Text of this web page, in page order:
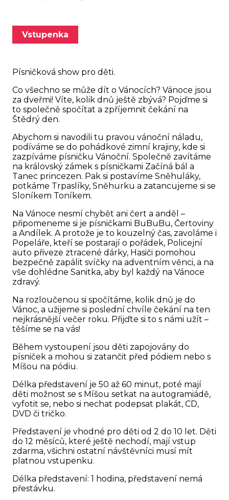
Vstupenka
Písničková show pro děti.
Co všechno se může dít o Vánocích? Vánoce jsou
za dveřmi! Víte, kolik dnů ještě zbývá? Pojďme si
to společně spočítat a zpříjemnit čekání na
Štědrý den.
Abychom si navodili tu pravou vánoční náladu,
podíváme se do pohádkové zimní krajiny, kde si
zazpíváme písničku Vánoční. Společně zavítáme
na královský zámek s písničkami Začíná bál a
Tanec princezen. Pak si postavíme Sněhuláky,
potkáme Trpaslíky, Sněhurku a zatancujeme si se
Sloníkem Toníkem.
Na Vánoce nesmí chybět ani čert a anděl –
připomeneme si je písničkami BuBuBu, Čertoviny
a Andílek. A protože je to kouzelný čas, zavoláme i
Popeláře, kteří se postarají o pořádek, Policejní
auto přiveze ztracené dárky, Hasiči pomohou
bezpečně zapálit svíčky na adventním věnci, a na
vše dohlédne Sanitka, aby byl každý na Vánoce
zdravý.
Na rozloučenou si spočítáme, kolik dnů je do
Vánoc, a užijeme si poslední chvíle čekání na ten
nejkrásnější večer roku. Přijďte si to s námi užít –
těšíme se na vás!
Během vystoupení jsou děti zapojovány do
písniček a mohou si zatančit před pódiem nebo s
Míšou na pódiu.
Délka představení je 50 až 60 minut, poté mají
děti možnost se s Míšou setkat na autogramiádě,
vyfotit se, nebo si nechat podepsat plakát, CD,
DVD či tričko.
Představení je vhodné pro děti od 2 do 10 let. Děti
do 12 měsíců, které ještě nechodí, mají vstup
zdarma, všichni ostatní návštěvníci musí mít
platnou vstupenku.
Délka představení: 1 hodina, představení nemá
přestávku.